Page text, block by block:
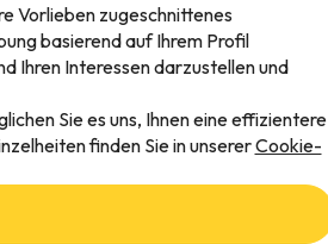
Vorlieben zugeschnittenes
basierend auf Ihrem Profil
Ihren Interessen darzustellen und
Sie es uns, Ihnen eine effizientere
finden Sie in unsererCookie-